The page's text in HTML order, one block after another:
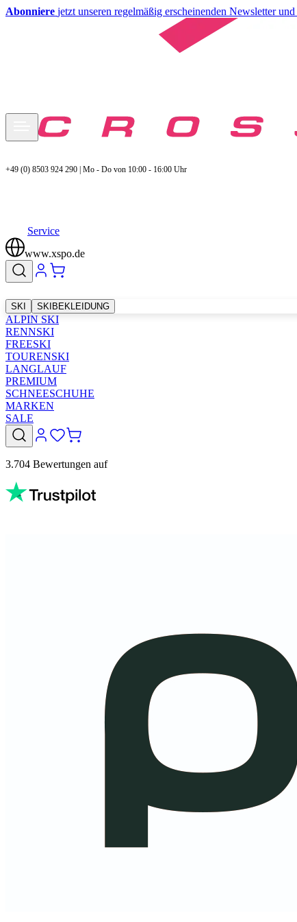
Abonniere jetzt unseren regelmäßig erscheinenden Newsletter und
+49 (0) 8503 924 290 | Mo - Do von 10:00 - 16:00 Uhr
Service
www.xspo.de
SKI SKIBEKLEIDUNG
ALPIN SKI
RENNSKI
FREESKI
TOURENSKI
LANGLAUF
PREMIUM
SCHNEESCHUHE
MARKEN
SALE
3.704 Bewertungen auf